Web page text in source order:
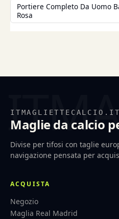
Portiere Completo Da Uomo
Rosa
ITMAGLIETTECALCIO.IT
Maglie da calcio
Divise per tifosi con taglie
navigazione pensata per
ACQUISTA
Negozio
Maglia Real Madrid